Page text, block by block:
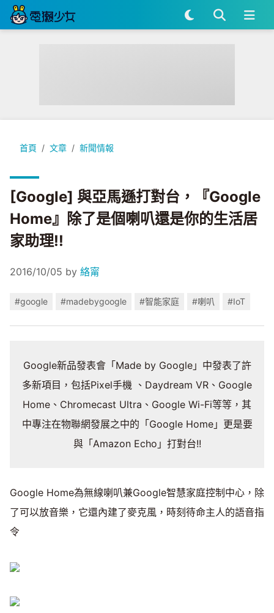
首頁 文章 新聞情報
[Google] 與亞馬遜打對台，『Google Home』除了是個喇叭
[Google] 與亞馬遜打對台，『Google
Home』除了是個喇叭還是你的生活居
家助理!!
2016/10/05 by 絡甯
#google #madebygoogle #智能家庭 #喇叭 #IoT
Google新品發表會「Made by Google」中發表了許
多新項目，包括Pixel手機 、Daydream VR、Google
Home、Chromecast Ultra、Google Wi-Fi等等，其
中專注在物聯網發展之中的「Google Home」更是要
與「Amazon Echo」打對台!!
Google Home為無線喇叭兼Google智慧家庭控制中心，除
了可以放音樂，它還內建了麥克風，時刻待命主人的語音指
令